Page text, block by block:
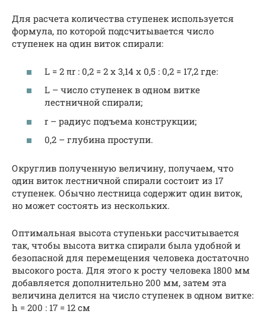
Для расчета количества ступенек используется
формула, по которой подсчитывается число
ступенек на один виток спирали:
L = 2 πr : 0,2 = 2 х 3,14 х 0,5 : 0,2 = 17,2 где:
L – число ступенек в одном витке
лестничной спирали;
r – радиус подъема конструкции;
0,2 – глубина проступи.
Округлив полученную величину, получаем, что
один виток лестничной спирали состоит из 17
ступенек. Обычно лестница содержит один виток,
но может состоять из нескольких.
Оптимальная высота ступеньки рассчитывается
так, чтобы высота витка спирали была удобной и
безопасной для перемещения человека достаточно
высокого роста. Для этого к росту человека 1800 мм
добавляется дополнительно 200 мм, затем эта
величина делится на число ступенек в одном витке:
h = 200 : 17 = 12 см